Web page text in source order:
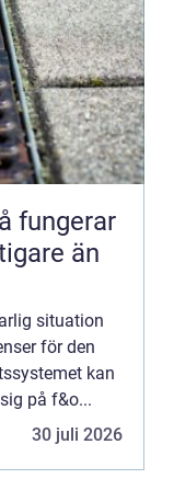
än
situation
för den
kan
på f&o...
30 juli 2026